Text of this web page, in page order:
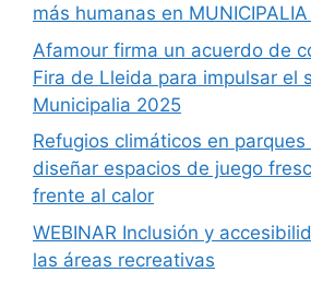
más humanas en
Afamour firma un acuerdo de
Fira de Lleida para impulsar el
Municipalia 2025
Refugios climáticos en
diseñar espacios de juego
frente al calor
WEBINAR Inclusión y
las áreas recreativas